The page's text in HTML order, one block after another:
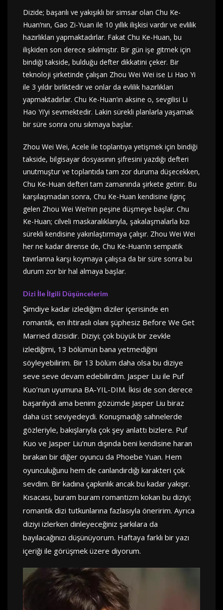
Dizide; başarılı ve yakışıklı bir simsar olan Chu Ke-
Huan’nın, Gao Zi-Yuan ile 10 yıllık ilişkisi vardır ve evlilik
hazırlıkları yapmaktadırlar. Fakat Chu Ke-Huan, bu
ilişkiden son derece sıkılmıştır. Bir gün işe gitmek için
bindiği takside, bulduğu defter dikkatini çeker. Bir
teknoloji şirketinde çalışan Zhou Wei Wei ise Li Hao Yi
ile 3 yıldır birliktedir ve onlar da evlilik hazırlıkları
yapmaktadırlar. Chu Ke-Huan’ın aksine o, sevgilisi Li
Hao Yi’yi sevmektedir. Lakin sürekli planlarla yaşamak
bir süre sonra onu sıkmaya başlar.
Zhou Wei Wei, Acele ile toplantıya yetişmek için bindiği
takside, bilgisayar dosyasının şifresini yazdığı defteri
unutmuştur ve toplantıda tam zor duruma düşecekken,
Chu Ke-Huan defteri tam zamanında şirkete getirir. Bu
karşılaşmadan sonra, Chu Ke-Huan kendisine ilginç
gelen Zhou Wei Wei’nin peşine düşmeye başlar. Chu
Ke-Huan; cilveli maskaralıklarıyla, şakalaşmalarla kızı
sürekli kendisine yakınlaştırmaya çalışır. Zhou Wei Wei
her ne kadar dirense de, Chu Ke-Huan’ın sempatik
tavırlarına karşı koymaya çalışsa da bir süre sonra bu
durum zor bir hal almaya başlar.
Dizi İle İlgili Düşüncelerim
Şimdiye kadar izlediğim diziler içerisinde en
romantik, en ihtiraslı olanı şüphesiz Before We Get
Married dizisidir. Diziyi; çok büyük bir zevkle
izlediğimi, 13 bölümün bana yetmediğini
söyleyebilirim. Bir 13 bölüm daha olsa bu diziye
seve seve devam edebilirdim. Jasper Liu ile Puf
Kuo’nun uyumuna BA-YIL-DIM. İkisi de son derece
başarılıydı ama benim gözümde Jasper Liu biraz
daha üst seviyedeydi. Konuşmadığı sahnelerde
gözleriyle, bakışlarıyla çok şey anlattı bizlere. Puf
Kuo ve Jasper Liu’nun dışında beni kendisine haran
bırakan bir diğer oyuncu da Phoebe Yuan. Hem
oyunculuğunu hem de canlandırdığı karakteri çok
sevdim. Bir kadına çapkınlık ancak bu kadar yakışır.
Kısacası, buram buram romantizm kokan bu diziyi;
romantik dizi tutkunlarına fazlasıyla öneririm. Ayrıca
diziyi izlerken dinleyeceğiniz şarkılara da
bayılacağınızı düşünüyorum. Haftaya farklı bir yazı
içeriği ile görüşmek üzere diyorum.